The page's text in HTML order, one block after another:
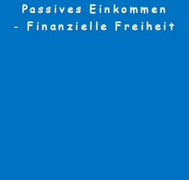
Passives Einkommen
- Finanzielle Freiheit